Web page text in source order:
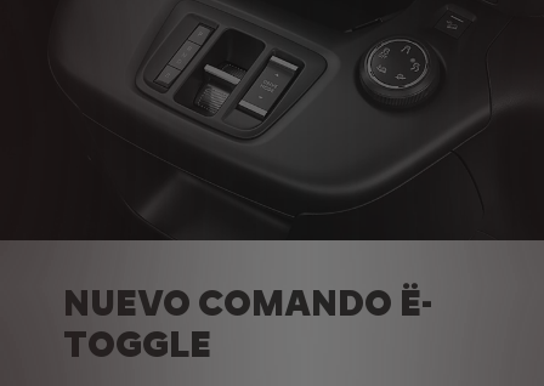
NUEVO COMANDO Ë-
TOGGLE